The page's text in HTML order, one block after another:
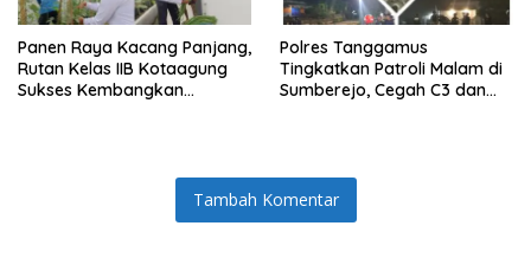
Panen Raya Kacang Panjang,
Rutan Kelas IIB Kotaagung
Sukses Kembangkan
Polres Tanggamus
Tingkatkan Patroli Malam di
Sumberejo, Cegah C3 dan
Tambah Komentar